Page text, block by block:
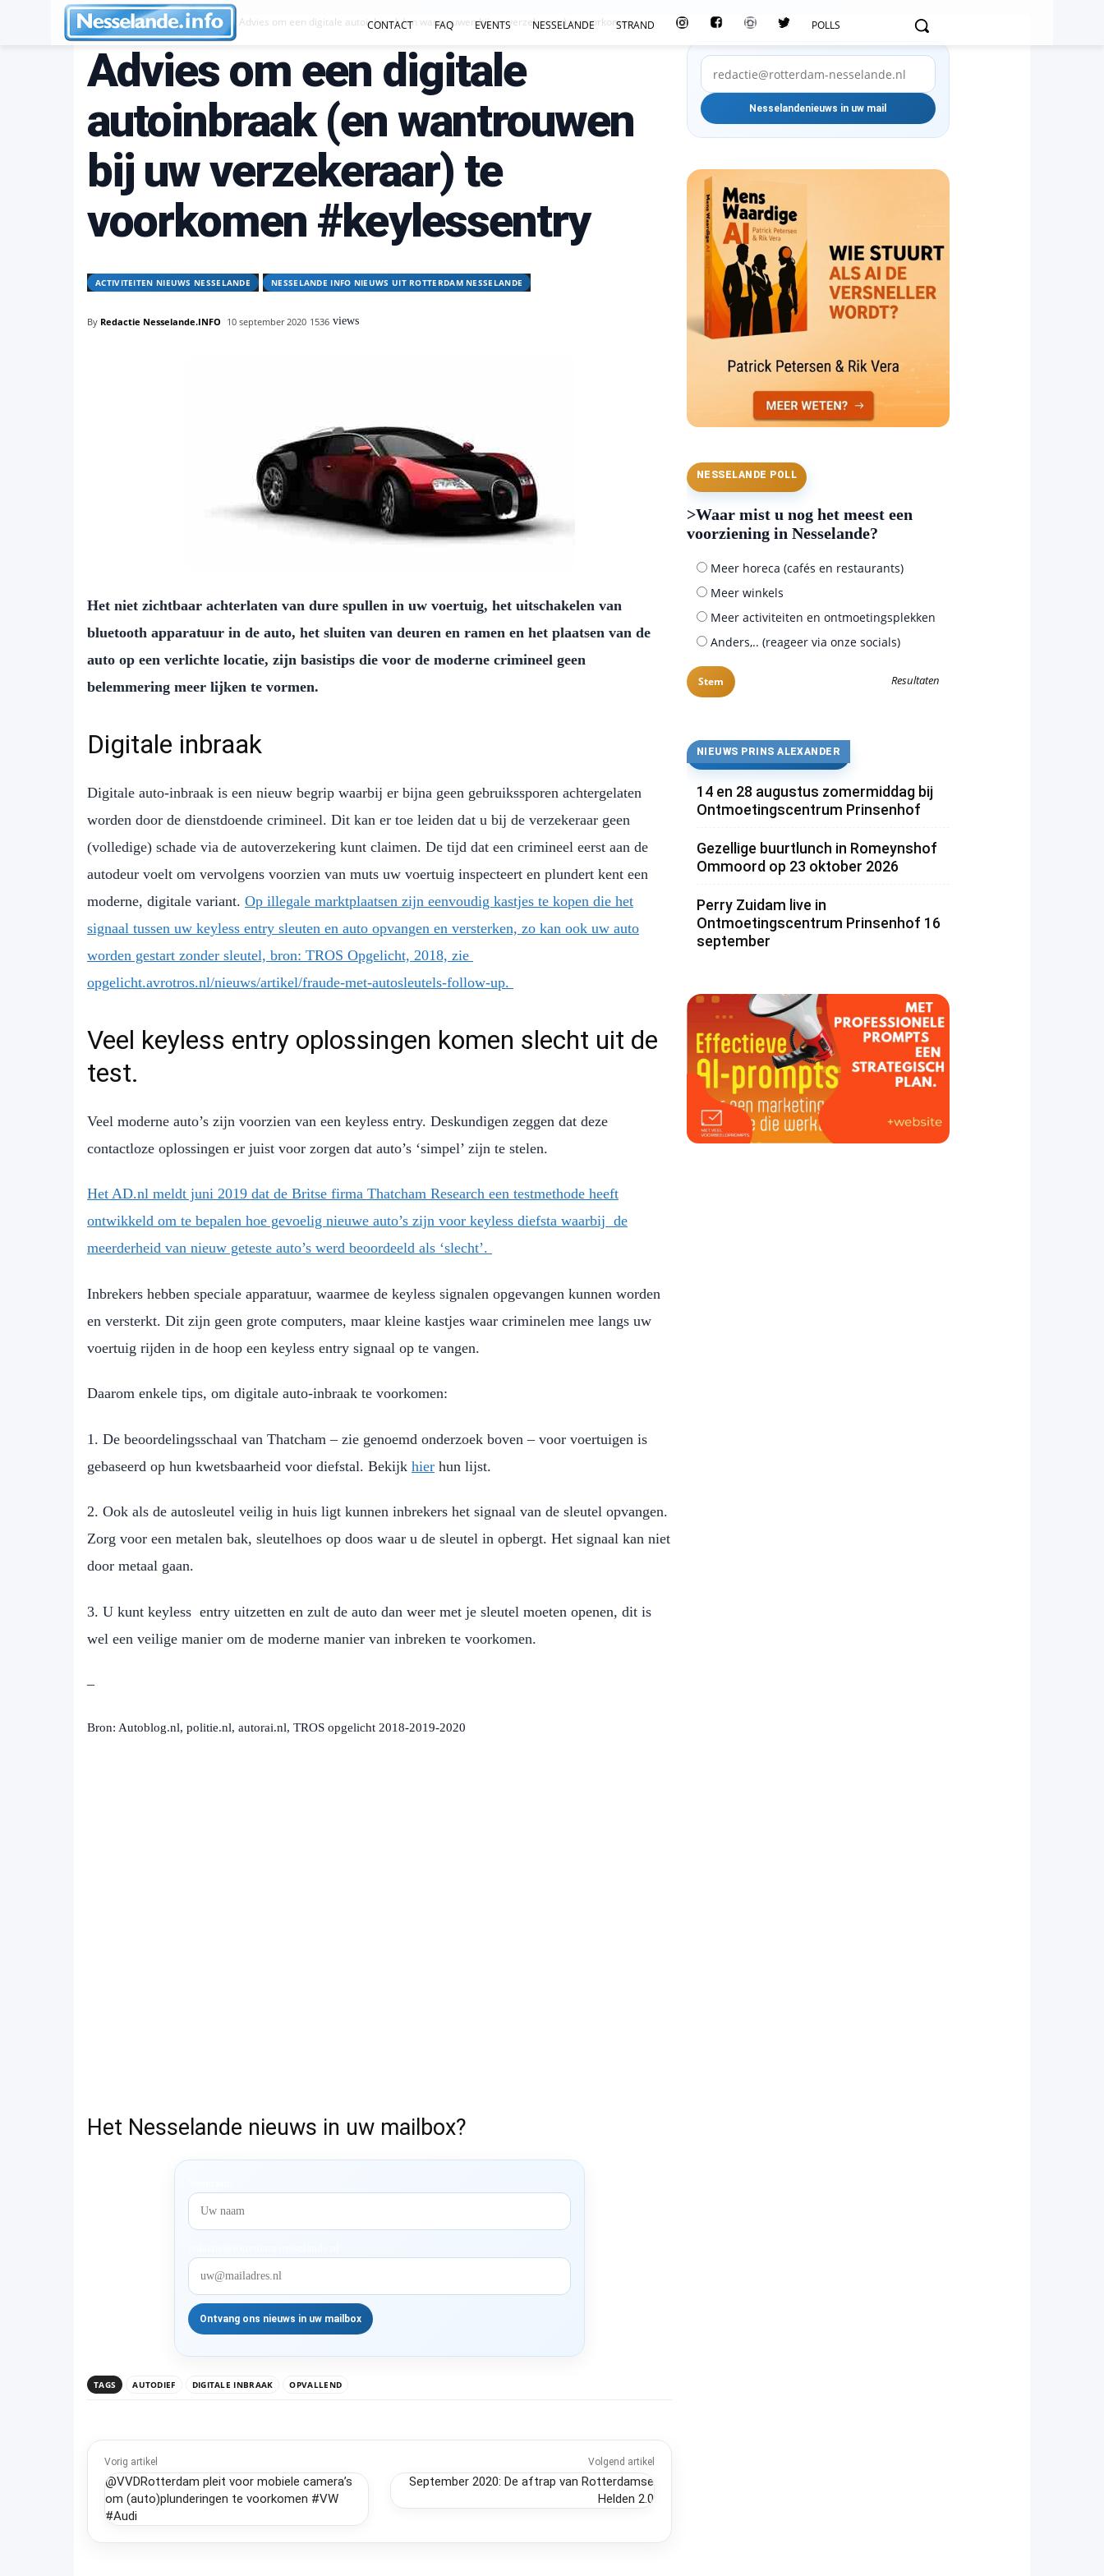
CONTACT FAQ EVENTS NESSELANDE STRAND POLLS
Activiteiten Nieuws Nesselande Advies om een digitale autoinbraak (en wantrouwen bij uw verzekeraar) te voorkomen...
Advies om een digitale
autoinbraak (en wantrouwen
bij uw verzekeraar) te
voorkomen #keylessentry
ACTIVITEITEN NIEUWS NESSELANDE NESSELANDE INFO NIEUWS UIT ROTTERDAM NESSELANDE
By Redactie Nesselande.INFO 10 september 2020 1536 views
Het niet zichtbaar achterlaten van dure spullen in uw voertuig, het uitschakelen van
bluetooth apparatuur in de auto, het sluiten van deuren en ramen en het plaatsen van de
auto op een verlichte locatie, zijn basistips die voor de moderne crimineel geen
belemmering meer lijken te vormen.
Digitale inbraak
Digitale auto-inbraak is een nieuw begrip waarbij er bijna geen gebruikssporen achtergelaten
worden door de dienstdoende crimineel. Dit kan er toe leiden dat u bij de verzekeraar geen
(volledige) schade via de autoverzekering kunt claimen. De tijd dat een crimineel eerst aan de
autodeur voelt om vervolgens voorzien van muts uw voertuig inspecteert en plundert kent een
moderne, digitale variant. Op illegale marktplaatsen zijn eenvoudig kastjes te kopen die het
signaal tussen uw keyless entry sleuten en auto opvangen en versterken, zo kan ook uw auto
worden gestart zonder sleutel, bron: TROS Opgelicht, 2018, zie
opgelicht.avrotros.nl/nieuws/artikel/fraude-met-autosleutels-follow-up.
Veel keyless entry oplossingen komen slecht uit de
test.
Veel moderne auto’s zijn voorzien van een keyless entry. Deskundigen zeggen dat deze
contactloze oplossingen er juist voor zorgen dat auto’s ‘simpel’ zijn te stelen.
Het AD.nl meldt juni 2019 dat de Britse firma Thatcham Research een testmethode heeft
ontwikkeld om te bepalen hoe gevoelig nieuwe auto’s zijn voor keyless diefsta waarbij de
meerderheid van nieuw geteste auto’s werd beoordeeld als ‘slecht’.
Inbrekers hebben speciale apparatuur, waarmee de keyless signalen opgevangen kunnen worden
en versterkt. Dit zijn geen grote computers, maar kleine kastjes waar criminelen mee langs uw
voertuig rijden in de hoop een keyless entry signaal op te vangen.
Daarom enkele tips, om digitale auto-inbraak te voorkomen:
1. De beoordelingsschaal van Thatcham – zie genoemd onderzoek boven – voor voertuigen is
gebaseerd op hun kwetsbaarheid voor diefstal. Bekijk hier hun lijst.
2. Ook als de autosleutel veilig in huis ligt kunnen inbrekers het signaal van de sleutel opvangen.
Zorg voor een metalen bak, sleutelhoes op doos waar u de sleutel in opbergt. Het signaal kan niet
door metaal gaan.
3. U kunt keyless entry uitzetten en zult de auto dan weer met je sleutel moeten openen, dit is
wel een veilige manier om de moderne manier van inbreken te voorkomen.
–
Bron: Autoblog.nl, politie.nl, autorai.nl, TROS opgelicht 2018-2019-2020
Het Nesselande nieuws in uw mailbox?
TAGS AUTODIEF DIGITALE INBRAAK OPVALLEND
Vorig artikel
@VVDRotterdam pleit voor mobiele camera’s
om (auto)plunderingen te voorkomen #VW
#Audi
Volgend artikel
September 2020: De aftrap van Rotterdamse
Helden 2.0
NESSELANDE POLL
>Waar mist u nog het meest een
voorziening in Nesselande?
Meer horeca (cafés en restaurants)
Meer winkels
Meer activiteiten en ontmoetingsplekken
Anders,.. (reageer via onze socials)
Resultaten
NIEUWS PRINS ALEXANDER
14 en 28 augustus zomermiddag bij
Ontmoetingscentrum Prinsenhof
Gezellige buurtlunch in Romeynshof
Ommoord op 23 oktober 2026
Perry Zuidam live in
Ontmoetingscentrum Prinsenhof 16
september